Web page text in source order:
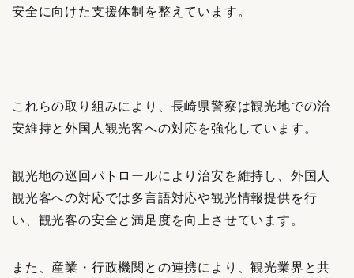
安全に向けた支援体制を整えています。
これらの取り組みにより、長崎県警察は観光地での治
安維持と外国人観光客への対応を強化しています。
観光地の巡回パトロールにより治安を維持し、外国人
観光客への対応では多言語対応や観光情報提供を行
い、観光客の安全と満足度を向上させています。
また、産業・行政機関との連携により、観光業界と共